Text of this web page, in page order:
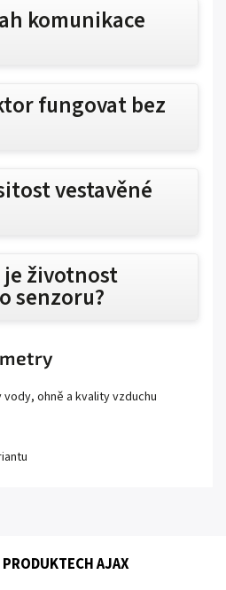
komunikace
fungovat bez
vestavěné
životnost
senzoru?
ohně a kvality vzduchu
AJAX